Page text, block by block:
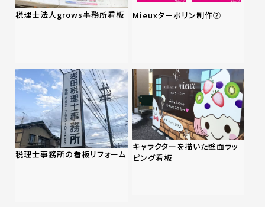
税理士法人grows事務所看板 Mieuxターポリン制作②
税理士事務所の看板リフォーム
キャラクターを描いた壁面ラッ
ピング看板